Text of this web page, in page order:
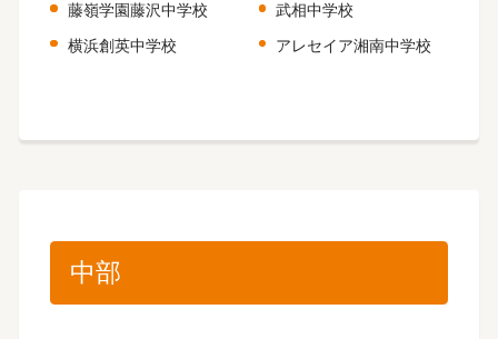
藤嶺学園藤沢中学校
武相中学校
横浜創英中学校
アレセイア湘南中学校
中部